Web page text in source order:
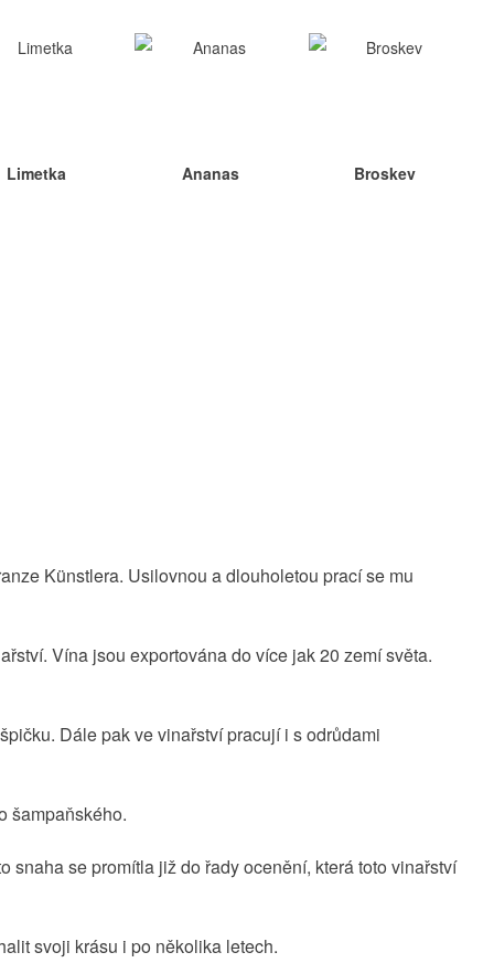
Limetka Ananas Broskev
Künstlera. Usilovnou a dlouholetou prací se mu
Vína jsou exportována do více jak 20 zemí světa.
Dále pak ve vinařství pracují i s odrůdami
šampaňského.
se promítla již do řady ocenění, která toto vinařství
svoji krásu i po několika letech.